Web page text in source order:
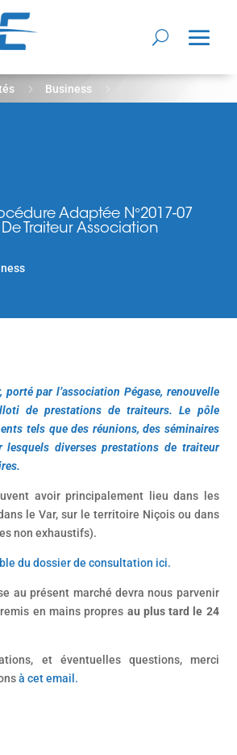
5 Business
Adaptée N°2017-07
Traiteur Association
porté par l’association Pégase, renouvelle
de prestations de traiteurs. Le pôle
tels que des réunions, des séminaires
lesquels diverses prestations de traiteur
avoir principalement lieu dans les
le Var, sur le territoire Niçois ou dans
non exhaustifs).
du dossier de consultation ici.
au présent marché devra nous parvenir
en mains propres au plus tard le 24
et éventuelles questions, merci
à cet email.